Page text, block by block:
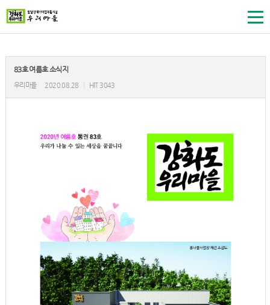
83호 여름호 소식지
우리마을 2020.08.28 HIT 3043